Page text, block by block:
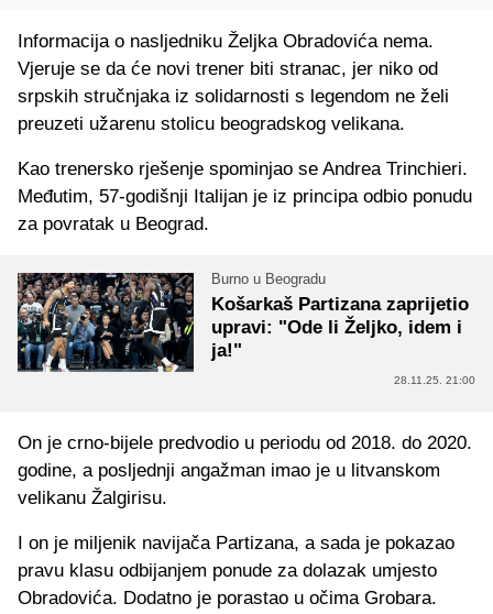
Informacija o nasljedniku Željka Obradovića nema.
Vjeruje se da će novi trener biti stranac, jer niko od
srpskih stručnjaka iz solidarnosti s legendom ne želi
preuzeti užarenu stolicu beogradskog velikana.
Kao trenersko rješenje spominjao se Andrea Trinchieri.
Međutim, 57-godišnji Italijan je iz principa odbio ponudu
za povratak u Beograd.
Burno u Beogradu
Košarkaš Partizana zaprijetio
upravi: "Ode li Željko, idem i
ja!"
28.11.25. 21:00
On je crno-bijele predvodio u periodu od 2018. do 2020.
godine, a posljednji angažman imao je u litvanskom
velikanu Žalgirisu.
I on je miljenik navijača Partizana, a sada je pokazao
pravu klasu odbijanjem ponude za dolazak umjesto
Obradovića. Dodatno je porastao u očima Grobara.